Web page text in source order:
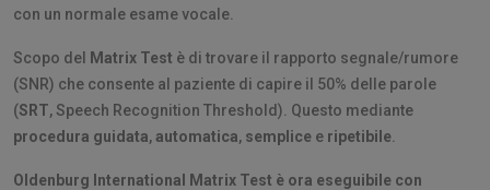
con un normale esame vocale.
Scopo del Matrix Test è di trovare il rapporto segnale/rumore
(SNR) che consente al paziente di capire il 50% delle parole
(SRT, Speech Recognition Threshold). Questo mediante
procedura guidata,automatica, semplice e ripetibile
Oldenburg International Matrix Test è ora eseguibile con